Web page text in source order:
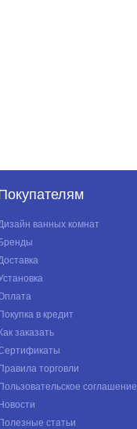
ванных комнат
в кредит
заказать
торговли
соглашение
статьи